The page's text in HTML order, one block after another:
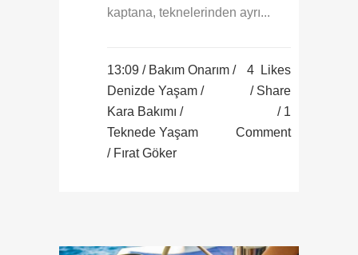
kaptana, teknelerinden ayrı...
13:09 / Bakım Onarım /
Denizde Yaşam /
Kara Bakımı /
Teknede Yaşam
/ Fırat Göker
4
Likes
Share
1
Comment